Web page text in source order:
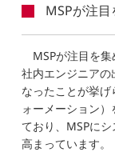
MSPが注
MSPが注目を
社内エンジニアの
なったことが挙
ォーメーション
ており、MSPに
高まっています。